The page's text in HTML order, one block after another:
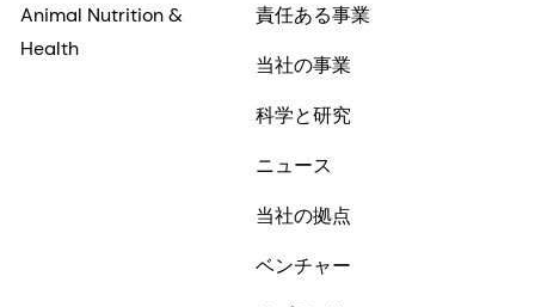
Animal Nutrition &
Health
責任ある事業
当社の事業
科学と研究
ニュース
当社の拠点
ベンチャー